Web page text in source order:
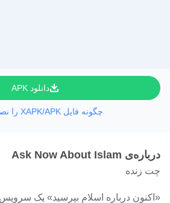
دانلود APK
چگونه فایل XAPK/APK را نصب کنیم
درباره‌ی Ask Now About Islam
چت زنده
«اکنون درباره اسلام بپرسید» یک سرویس